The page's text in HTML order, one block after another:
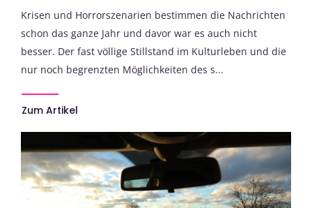
Krisen und Horrorszenarien bestimmen die Nachrichten
schon das ganze Jahr und davor war es auch nicht
besser. Der fast völlige Stillstand im Kulturleben und die
nur noch begrenzten Möglichkeiten des s...
Zum Artikel